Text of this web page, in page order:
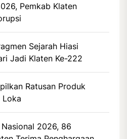
Pemkab Klaten
Sejarah Hiasi
Jadi Klaten Ke-222
Ratusan Produk
Loka
2026, 86